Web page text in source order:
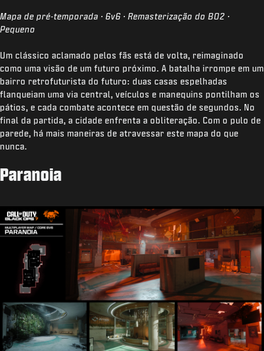
Mapa de pré-temporada · 6v6 · Remasterização do BO2 ·
Pequeno
Um clássico aclamado pelos fãs está de volta, reimaginado
como uma visão de um futuro próximo. A batalha irrompe em um
bairro retrofuturista do futuro: duas casas espelhadas
flanqueiam uma via central, veículos e manequins pontilham os
pátios, e cada combate acontece em questão de segundos. No
final da partida, a cidade enfrenta a obliteração. Com o pulo de
parede, há mais maneiras de atravessar este mapa do que
nunca.
Paranoia